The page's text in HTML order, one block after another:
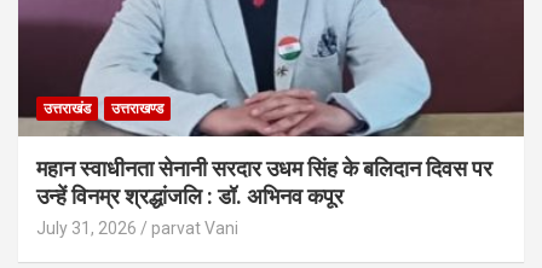
उत्तराखंड उत्तराखण्ड
महान स्वाधीनता सेनानी सरदार उधम सिंह के बलिदान दिवस पर
उन्हें विनम्र श्रद्धांजलि : डॉ. अभिनव कपूर
July 31, 2026 parvat Vani